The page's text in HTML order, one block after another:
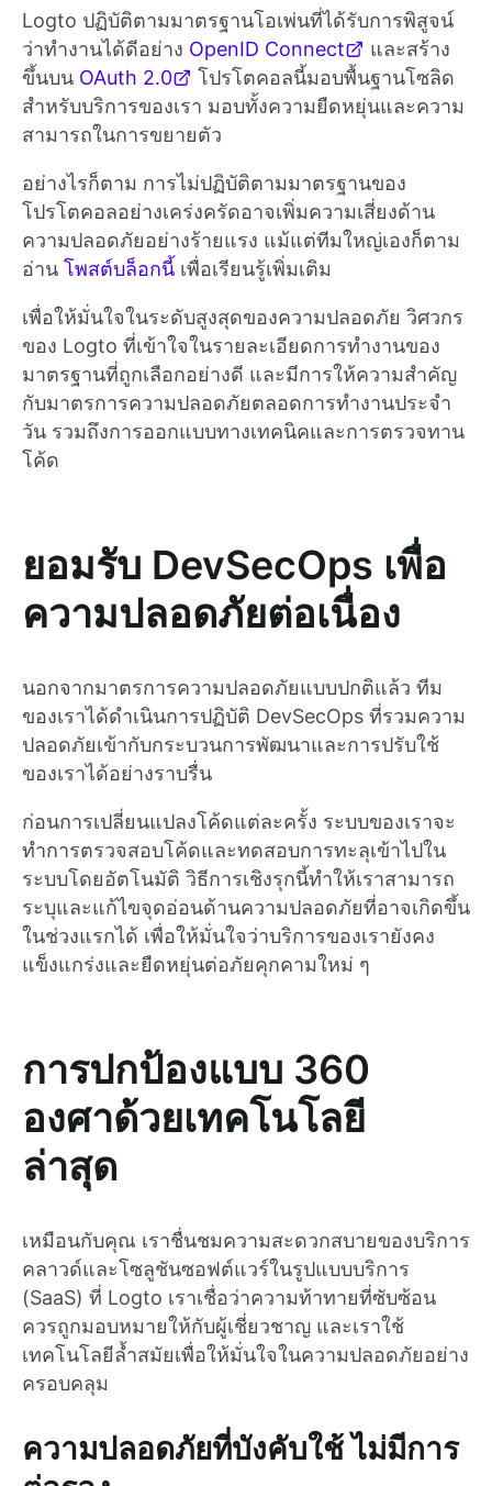
Logto ปฏิบัติตามมาตรฐานโอเพ่นที่ได้รับการพิสูจน์
ว่าทำงานได้ดีอย่าง OpenID Connect
และสร้าง
ขึ้นบน OAuth 2.0
โปรโตคอลนี้มอบพื้นฐานโซลิด
สำหรับบริการของเรา มอบทั้งความยืดหยุ่นและความ
สามารถในการขยายตัว
อย่างไรก็ตาม การไม่ปฏิบัติตามมาตรฐานของ
โปรโตคอลอย่างเคร่งครัดอาจเพิ่มความเสี่ยงด้าน
ความปลอดภัยอย่างร้ายแรง แม้แต่ทีมใหญ่เองก็ตาม
อ่าน โพสต์บล็อกนี้ เพื่อเรียนรู้เพิ่มเติม
เพื่อให้มั่นใจในระดับสูงสุดของความปลอดภัย วิศวกร
ของ Logto ที่เข้าใจในรายละเอียดการทำงานของ
มาตรฐานที่ถูกเลือกอย่างดี และมีการให้ความสำคัญ
กับมาตรการความปลอดภัยตลอดการทำงานประจำ
วัน รวมถึงการออกแบบทางเทคนิคและการตรวจทาน
โค้ด
ยอมรับ DevSecOps เพื่อ
ความปลอดภัยต่อเนื่อง
นอกจากมาตรการความปลอดภัยแบบปกติแล้ว ทีม
ของเราได้ดำเนินการปฏิบัติ DevSecOps ที่รวมความ
ปลอดภัยเข้ากับกระบวนการพัฒนาและการปรับใช้
ของเราได้อย่างราบรื่น
ก่อนการเปลี่ยนแปลงโค้ดแต่ละครั้ง ระบบของเราจะ
ทำการตรวจสอบโค้ดและทดสอบการทะลุเข้าไปใน
ระบบโดยอัตโนมัติ วิธีการเชิงรุกนี้ทำให้เราสามารถ
ระบุและแก้ไขจุดอ่อนด้านความปลอดภัยที่อาจเกิดขึ้น
ในช่วงแรกได้ เพื่อให้มั่นใจว่าบริการของเรายังคง
แข็งแกร่งและยืดหยุ่นต่อภัยคุกคามใหม่ ๆ
การปกป้องแบบ 360
องศาด้วยเทคโนโลยี
ล่าสุด
เหมือนกับคุณ เราชื่นชมความสะดวกสบายของบริการ
คลาวด์และโซลูชันซอฟต์แวร์ในรูปแบบบริการ
(SaaS) ที่ Logto เราเชื่อว่าความท้าทายที่ซับซ้อน
ควรถูกมอบหมายให้กับผู้เชี่ยวชาญ และเราใช้
เทคโนโลยีล้ำสมัยเพื่อให้มั่นใจในความปลอดภัยอย่าง
ครอบคลุม
ความปลอดภัยที่บังคับใช้ ไม่มีการ